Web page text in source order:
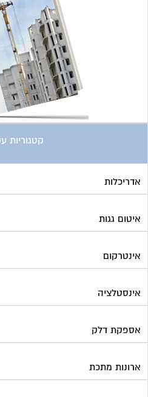
קטגוריות
אדריכלות
איטום גגות
אינטרקום
אינסטלציה
אספקת דלק
ארונות מתכת